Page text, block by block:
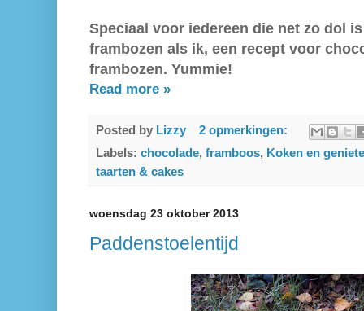
Speciaal voor iedereen die net zo dol
frambozen als ik, een recept voor
frambozen. Yummie!
Read more »
Posted by Lizzy
2 opmerkingen:
Labels: chocolade, framboos, Koken en
taarten & cakes
woensdag 23 oktober 2013
Paddenstoelentijd